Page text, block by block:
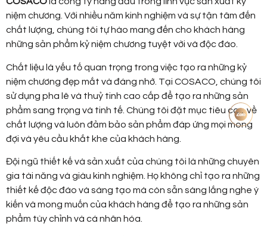
niệm chương. Với nhiều năm kinh nghiệm và sự tận tâm đến
chất lượng, chúng tôi tự hào mang đến cho khách hàng
những sản phẩm kỷ niệm chương tuyệt vời và độc đáo.
Chất liệu là yếu tố quan trọng trong việc tạo ra những kỷ
niệm chương đẹp mắt và đáng nhớ. Tại COSACO, chúng tôi
sử dụng pha lê và thuỷ tinh cao cấp để tạo ra những sản
phẩm sang trọng và tinh tế. Chúng tôi đặt mục tiêu cao về
chất lượng và luôn đảm bảo sản phẩm đáp ứng mọi mong
đợi và yêu cầu khắt khe của khách hàng.
Đội ngũ thiết kế và sản xuất của chúng tôi là những chuyên
gia tài năng và giàu kinh nghiệm. Họ không chỉ tạo ra những
thiết kế độc đáo và sáng tạo mà còn sẵn sàng lắng nghe ý
kiến và mong muốn của khách hàng để tạo ra những sản
phẩm tùy chỉnh và cá nhân hóa.